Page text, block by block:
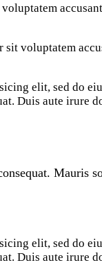
sit voluptatem
elit, sed do
Duis aute irure
Mauris
elit, sed do
Duis aute irure